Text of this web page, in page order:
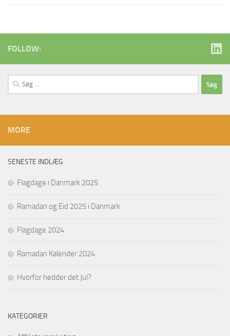
FOLLOW:
Søg
efter:
MORE
SENESTE INDLÆG
Flagdage i Danmark 2025
Ramadan og Eid 2025 i Danmark
Flagdage 2024
Ramadan Kalender 2024
Hvorfor hedder det Jul?
KATEGORIER